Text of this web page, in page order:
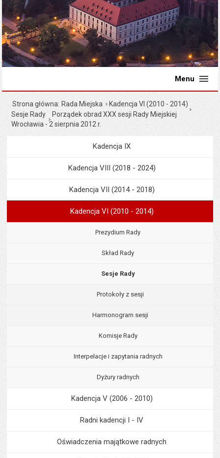
Menu
Strona główna Rada Miejska
Kadencja VI (2010 - 2014)
Sesje Rady
Porządek obrad XXX sesji Rady Miejskiej
Wrocławia - 2 sierpnia 2012 r.
Menu
Kadencja IX
Kadencja VIII (2018 - 2024)
Kadencja VII (2014 - 2018)
Kadencja VI (2010 - 2014)
Prezydium Rady
Skład Rady
Sesje Rady
Protokoły z sesji
Harmonogram sesji
Komisje Rady
Interpelacje i zapytania radnych
Dyżury radnych
Kadencja V (2006 - 2010)
Radni kadencji I - IV
Oświadczenia majątkowe radnych